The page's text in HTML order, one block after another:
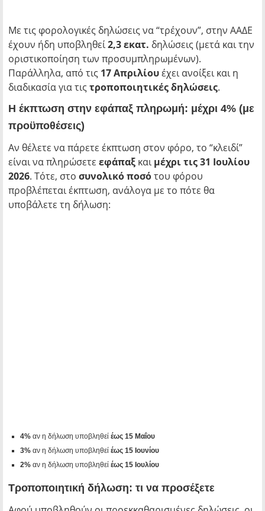
Με τις φορολογικές δηλώσεις να “τρέχουν”, στην ΑΑΔΕ
έχουν ήδη υποβληθεί2,3 εκατ. δηλώσεις (μετά και την
οριστικοποίηση των προσυμπληρωμένων).
Παράλληλα, από τις 17 Απριλίουέχει ανοίξει και η
διαδικασία για τις τροποποιητικές δηλώσεις.
Η έκπτωση στην εφάπαξ πληρωμή: μέχρι 4% (με
προϋποθέσεις)
Αν θέλετε να πάρετε έκπτωση στον φόρο, το “κλειδί”
είναι να πληρώσετε εφάπαξ καιμέχρι τις 31 Ιουλίου
2026. Τότε, στο συνολικό ποσότου φόρου
προβλέπεται έκπτωση, ανάλογα με το πότε θα
υποβάλετε τη δήλωση:
4% αν η δήλωση υποβληθεί έως 15 Μαΐου
3% αν η δήλωση υποβληθεί έως 15 Ιουνίου
2% αν η δήλωση υποβληθεί έως 15 Ιουλίου
Τροποποιητική δήλωση: τι να προσέξετε